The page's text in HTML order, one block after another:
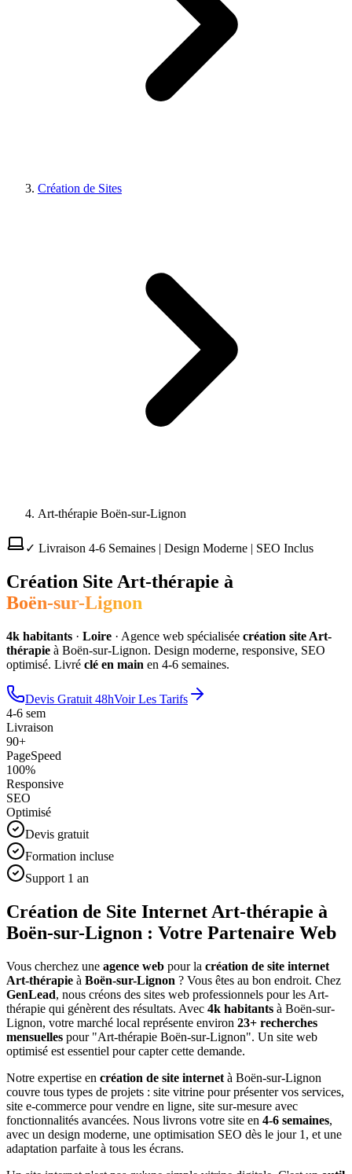
Création de Sites
Art-thérapie Boën-sur-Lignon
✓ Livraison 4-6 Semaines | Design Moderne | SEO Inclus
Création Site Art-thérapie à
Boën-sur-Lignon
4k habitants · Loire · Agence web spécialisée création site Art-
thérapie à Boën-sur-Lignon. Design moderne, responsive, SEO
optimisé. Livré clé en main en 4-6 semaines.
Devis Gratuit 48hVoir Les Tarifs
4-6 sem
Livraison
90+
PageSpeed
100%
Responsive
SEO
Optimisé
Devis gratuit
Formation incluse
Support 1 an
Création de Site Internet Art-thérapie à
Boën-sur-Lignon : Votre Partenaire Web
Vous cherchez une agence web pour la création de site internet
Art-thérapie à Boën-sur-Lignon ? Vous êtes au bon endroit. Chez
GenLead, nous créons des sites web professionnels pour les Art-
thérapie qui génèrent des résultats. Avec 4k habitants à Boën-sur-
Lignon, votre marché local représente environ 23+ recherches
mensuelles pour "Art-thérapie Boën-sur-Lignon". Un site web
optimisé est essentiel pour capter cette demande.
Notre expertise en création de site internet à Boën-sur-Lignon
couvre tous types de projets : site vitrine pour présenter vos services,
site e-commerce pour vendre en ligne, site sur-mesure avec
fonctionnalités avancées. Nous livrons votre site en 4-6 semaines,
avec un design moderne, une optimisation SEO dès le jour 1, et une
adaptation parfaite à tous les écrans.